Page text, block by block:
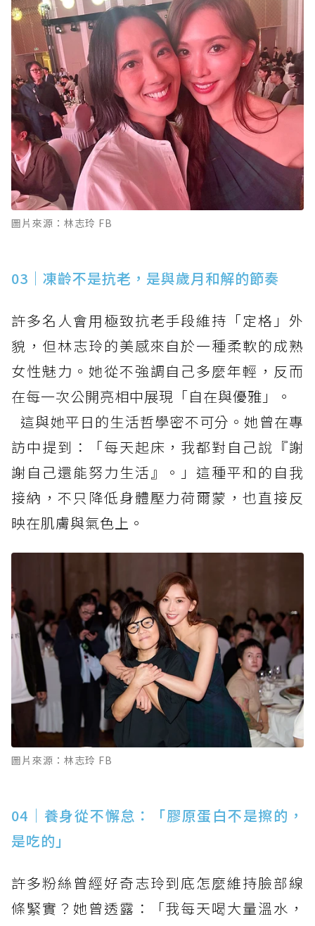
圖片來源：林志玲 FB
03｜凍齡不是抗老，是與歲月和解的節奏
許多名人會用極致抗老手段維持「定格」外
貌，但林志玲的美感來自於一種柔軟的成熟
女性魅力。她從不強調自己多麼年輕，反而
在每一次公開亮相中展現「自在與優雅」。
這與她平日的生活哲學密不可分。她曾在專
訪中提到：「每天起床，我都對自己說『謝
謝自己還能努力生活』。」這種平和的自我
接納，不只降低身體壓力荷爾蒙，也直接反
映在肌膚與氣色上。
圖片來源：林志玲 FB
04｜養身從不懈怠：「膠原蛋白不是擦的，
是吃的」
許多粉絲曾經好奇志玲到底怎麼維持臉部線
條緊實？她曾透露：「我每天喝大量溫水，